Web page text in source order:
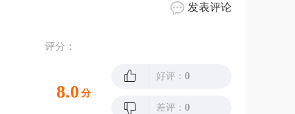
发表评论
评分：
8.0 分
好评： 0
差评： 0